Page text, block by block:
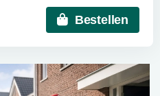
Bestellen